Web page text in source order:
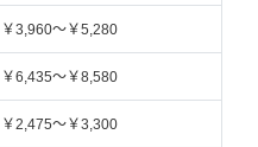
￥3,960～￥5,280
￥6,435～￥8,580
￥2,475～￥3,300